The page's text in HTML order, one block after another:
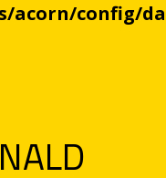
acorn/config/